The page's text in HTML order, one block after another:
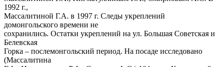
1992 г.,
Массалитиной Г.А. в 1997 г. Следы укреплений
домонгольского времени не
сохранились. Остатки укреплений на ул. Большая Советская и
Белевская
Горка – послемонгольский период. На посаде исследовано
(Массалитина